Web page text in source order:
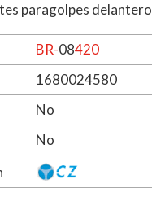
paragolpes delantero
BR-08420
1680024580
No
No